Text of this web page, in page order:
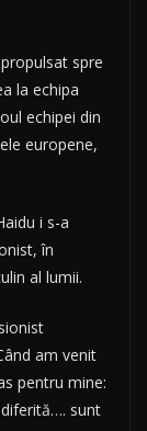
spre
la echipa
echipei din
europene,
i s-a
în
al lumii.
am venit
pentru mine:
sunt